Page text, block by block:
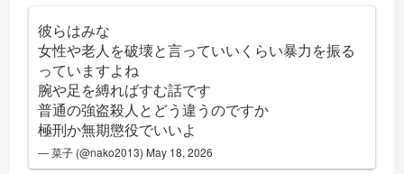
彼らはみな
女性や老人を破壊と言っていいくらい暴力を振る
っていますよね
腕や足を縛ればすむ話です
普通の強盗殺人とどう違うのですか
極刑か無期懲役でいいよ
— 菜子 (@nako2013) May 18, 2026